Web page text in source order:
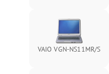
VAIO VGN-NS11MR/S